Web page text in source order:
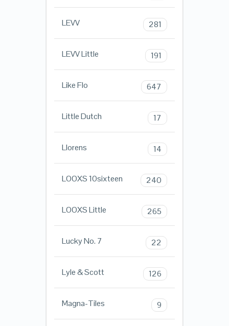
LEVV 281
LEVV Little 191
Like Flo 647
Little Dutch 17
Llorens 14
LOOXS 10sixteen 240
LOOXS Little 265
Lucky No. 7 22
Lyle & Scott 126
Magna-Tiles 9